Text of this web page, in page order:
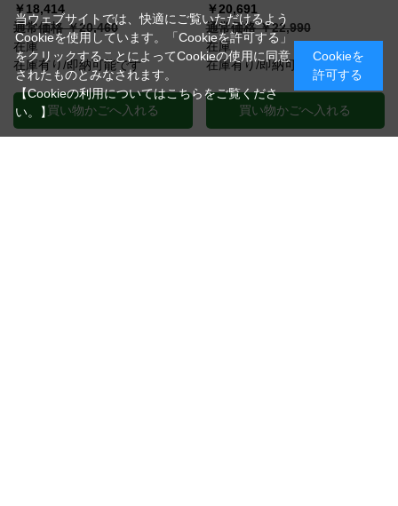
￥18,414
通常価格 ￥20,460
在庫
在庫有り/即納可能です
買い物かごへ入れる
￥20,691
通常価格 ￥22,990
在庫
在庫有り/即納可能です
買い物かごへ入れる
当ウェブサイトでは、快適にご覧いただけるよう
Cookieを使用しています。「Cookieを許可する」
をクリックすることによってCookieの使用に同意
されたものとみなされます。
【Cookieの利用についてはこちらをご覧くださ
い。】
Cookieを
許可する